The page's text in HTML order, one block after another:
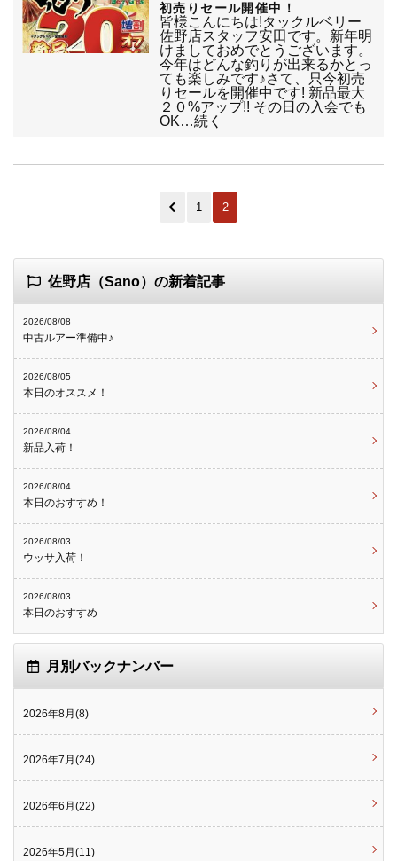
初売りセール開催中！
皆様こんにちは!タックルベリー
佐野店スタッフ安田です。新年明
けましておめでとうございます。
今年はどんな釣りが出来るかとっ
ても楽しみです♪さて、只今初売
りセールを開催中です! 新品最大
２０%アップ!! その日の入会でも
OK…続く
1 2
佐野店（Sano）の新着記事
2026/08/08
中古ルアー準備中♪
2026/08/05
本日のオススメ！
2026/08/04
新品入荷！
2026/08/04
本日のおすすめ！
2026/08/03
ウッサ入荷！
2026/08/03
本日のおすすめ
月別バックナンバー
2026年8月(8)
2026年7月(24)
2026年6月(22)
2026年5月(11)